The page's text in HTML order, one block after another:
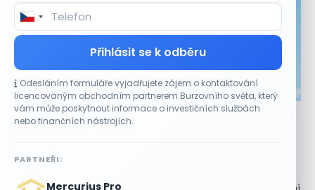
Přihlásit se k odběru
Odesláním formuláře vyjadřujete zájem o kontaktování
licencovaným obchodním partnerem Burzovního světa, který
vám může poskytnout informace o investičních službách
nebo finančních nástrojích.
PARTNEŘI:
Mercurius Pro
CO HÝBE TRHEM
Akcie Micron klesají, ale nejhoršímu výprodeji
paměťových čipů unikly